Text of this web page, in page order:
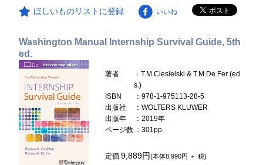
ほしいものリストに登録 いいね
Washington Manual Internship Survival Guide, 5th
ed.
著者
：T.M.Ciesielski & T.M.De Fer (ed
s.)
ISBN
：978-1-975113-28-5
出版社
：WOLTERS KLUWER
出版年
：2019年
ページ数 ：301pp.
定価9,889円(本体8,990円 ＋ 税)